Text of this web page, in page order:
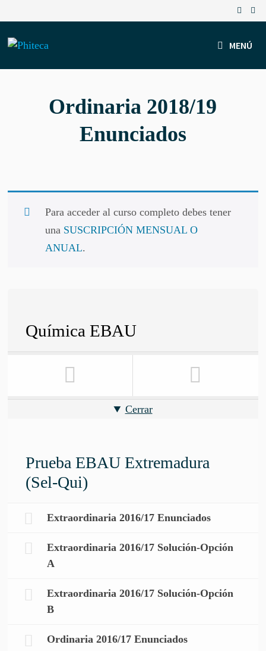
al
contenido
MENÚ
Ordinaria 2018/19
Enunciados
Para acceder al curso completo debes tener
una SUSCRIPCIÓN MENSUAL O
ANUAL.
Química EBAU
Cerrar
Prueba EBAU Extremadura
(Sel-Qui)
Extraordinaria 2016/17 Enunciados
Extraordinaria 2016/17 Solución-Opción
A
Extraordinaria 2016/17 Solución-Opción
B
Ordinaria 2016/17 Enunciados